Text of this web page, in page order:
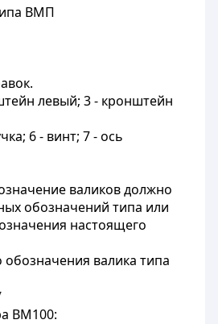
ВМП
левый; 3 - кронштейн
6 - винт; 7 - ось
валиков должно
обозначений типа или
настоящего
валика типа
ВМ100: